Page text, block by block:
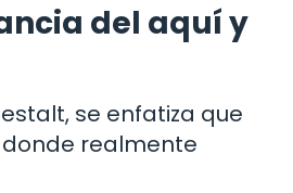
del aquí y
se enfatiza que
realmente